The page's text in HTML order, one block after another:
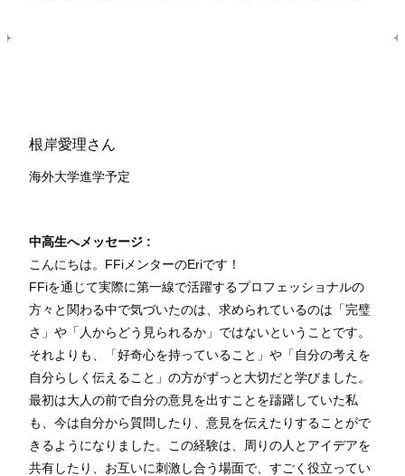
根岸愛理さん
海外大学進学予定
中高生へメッセージ :
こんにちは。FFiメンターのEriです！
FFiを通じて実際に第一線で活躍するプロフェッショナルの
方々と関わる中で気づいたのは、求められているのは「完璧
さ」や「人からどう見られるか」ではないということです。
それよりも、「好奇心を持っていること」や「自分の考えを
自分らしく伝えること」の方がずっと大切だと学びました。
最初は大人の前で自分の意見を出すことを躊躇していた私
も、今は自分から質問したり、意見を伝えたりすることがで
きるようになりました。この経験は、周りの人とアイデアを
共有したり、お互いに刺激し合う場面で、すごく役立ってい